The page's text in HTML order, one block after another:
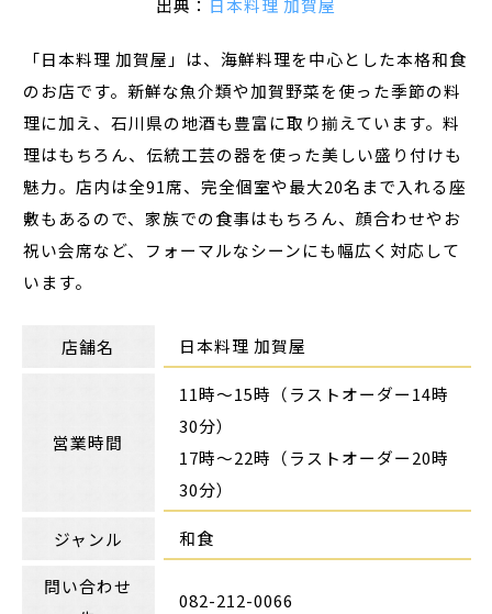
「日本料理 加賀屋」は、海鮮料理を中心とした本格和食
のお店です。新鮮な魚介類や加賀野菜を使った季節の料
理に加え、石川県の地酒も豊富に取り揃えています。料
理はもちろん、伝統工芸の器を使った美しい盛り付けも
魅力。店内は全91席、完全個室や最大20名まで入れる座
敷もあるので、家族での食事はもちろん、顔合わせやお
祝い会席など、フォーマルなシーンにも幅広く対応して
います。
店舗名 日本料理 加賀屋
営業時間
11時～15時（ラストオーダー14時
30分）
17時～22時（ラストオーダー20時
30分）
ジャンル 和食
問い合わせ
082-212-0066